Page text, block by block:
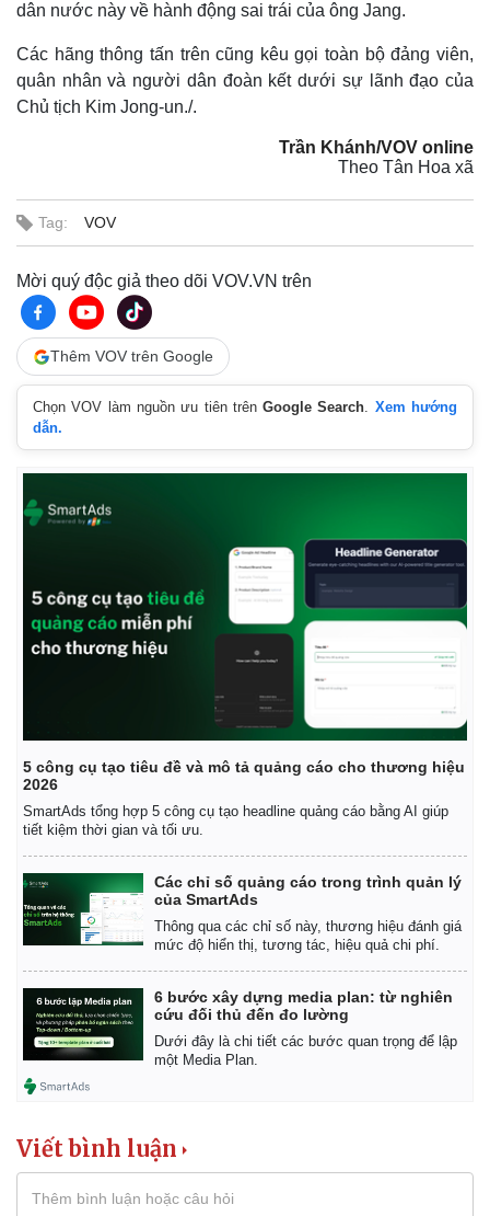
Thế giới
Quan sát
Cuộc sống đó đây
Hồ sơ
Ảnh
E-Magazine
dân nước này về hành động sai trái của ông Jang.
Các hãng thông tấn trên cũng kêu gọi toàn bộ đảng viên,
quân nhân và người dân đoàn kết dưới sự lãnh đạo của
Chủ tịch Kim Jong-un./.
Trần Khánh/VOV online
Theo Tân Hoa xã
Tag: VOV
Mời quý độc giả theo dõi VOV.VN trên
Thêm VOV trên Google
Chọn VOV làm nguồn ưu tiên trênGoogle Search. Xem hướng
dẫn.
5 công cụ tạo tiêu đề và mô tả quảng cáo cho thương hiệu
2026
SmartAds tổng hợp 5 công cụ tạo headline quảng cáo bằng AI giúp
tiết kiệm thời gian và tối ưu.
Các chỉ số quảng cáo trong trình quản lý
của SmartAds
Thông qua các chỉ số này, thương hiệu đánh giá
mức độ hiển thị, tương tác, hiệu quả chi phí.
6 bước xây dựng media plan: từ nghiên
cứu đối thủ đến đo lường
Dưới đây là chi tiết các bước quan trọng để lập
một Media Plan.
Viết bình luận